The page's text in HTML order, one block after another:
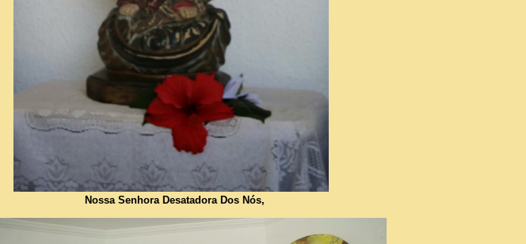
Nossa Senhora Desatadora Dos Nós,